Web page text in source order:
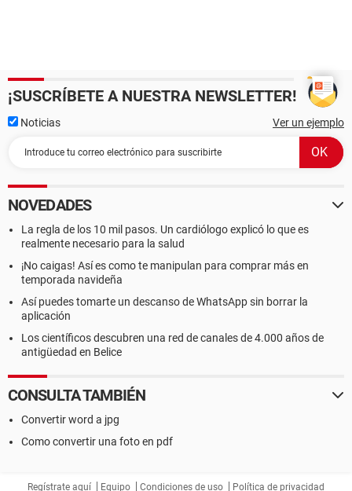
¡SUSCRÍBETE A NUESTRA NEWSLETTER!
Noticias Ver un ejemplo
NOVEDADES
La regla de los 10 mil pasos. Un cardiólogo explicó lo que es
realmente necesario para la salud
¡No caigas! Así es como te manipulan para comprar más en
temporada navideña
Así puedes tomarte un descanso de WhatsApp sin borrar la
aplicación
Los científicos descubren una red de canales de 4.000 años de
antigüedad en Belice
CONSULTA TAMBIÉN
Convertir word a jpg
Como convertir una foto en pdf
Regístrate aquí Equipo Condiciones de uso Política de privacidad